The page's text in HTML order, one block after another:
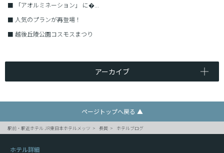
■
「アオルミネーション」 に�...
■ 人気のプランが再登場！
■ 越後丘陵公園コスモスまつり
アーカイブ
ページトップへ戻る ▲
駅前・駅近ホテル JR東日本ホテルメッツ 長岡 ホテルブログ
ホテル詳細